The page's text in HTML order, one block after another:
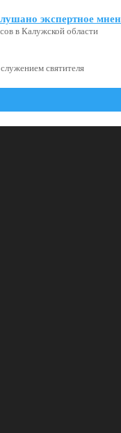
экспертное
в Калужской области
святителя